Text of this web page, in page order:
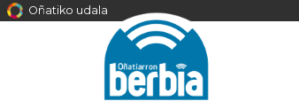
Oñatiko udala